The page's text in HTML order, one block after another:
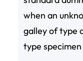
when an
galley of type
type